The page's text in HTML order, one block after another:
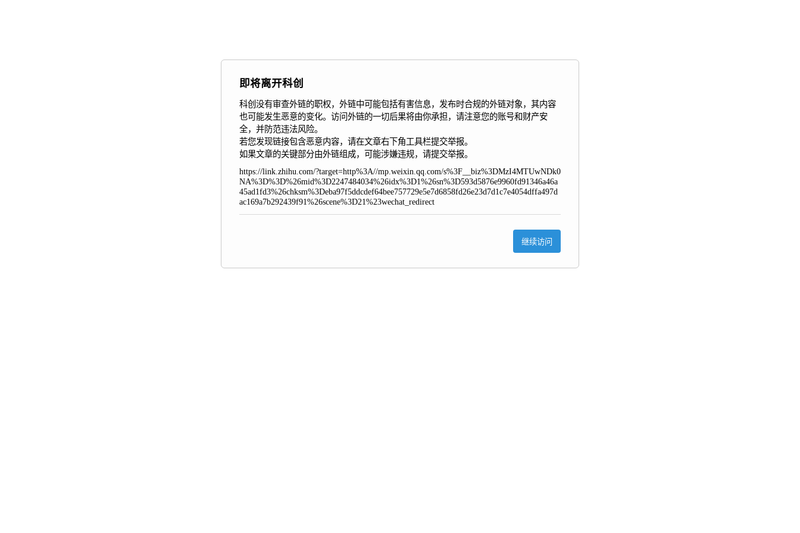
即将离开科创
科创没有审查外链的职权，外链中可能包括有害信息，发布时合规的外链对象，其内容
也可能发生恶意的变化。访问外链的一切后果将由你承担，请注意您的账号和财产安
全，并防范违法风险。
若您发现链接包含恶意内容，请在文章右下角工具栏提交举报。
如果文章的关键部分由外链组成，可能涉嫌违规，请提交举报。
https://link.zhihu.com/?target=http%3A//mp.weixin.qq.com/s%3F__biz%3DMzI4MTUwNDk0
NA%3D%3D%26mid%3D2247484034%26idx%3D1%26sn%3D593d5876e9960fd91346a46a
45ad1fd3%26chksm%3Deba97f5ddcdef64bee757729e5e7d6858fd26e23d7d1c7e4054dffa497d
ac169a7b292439f91%26scene%3D21%23wechat_redirect
继续访问